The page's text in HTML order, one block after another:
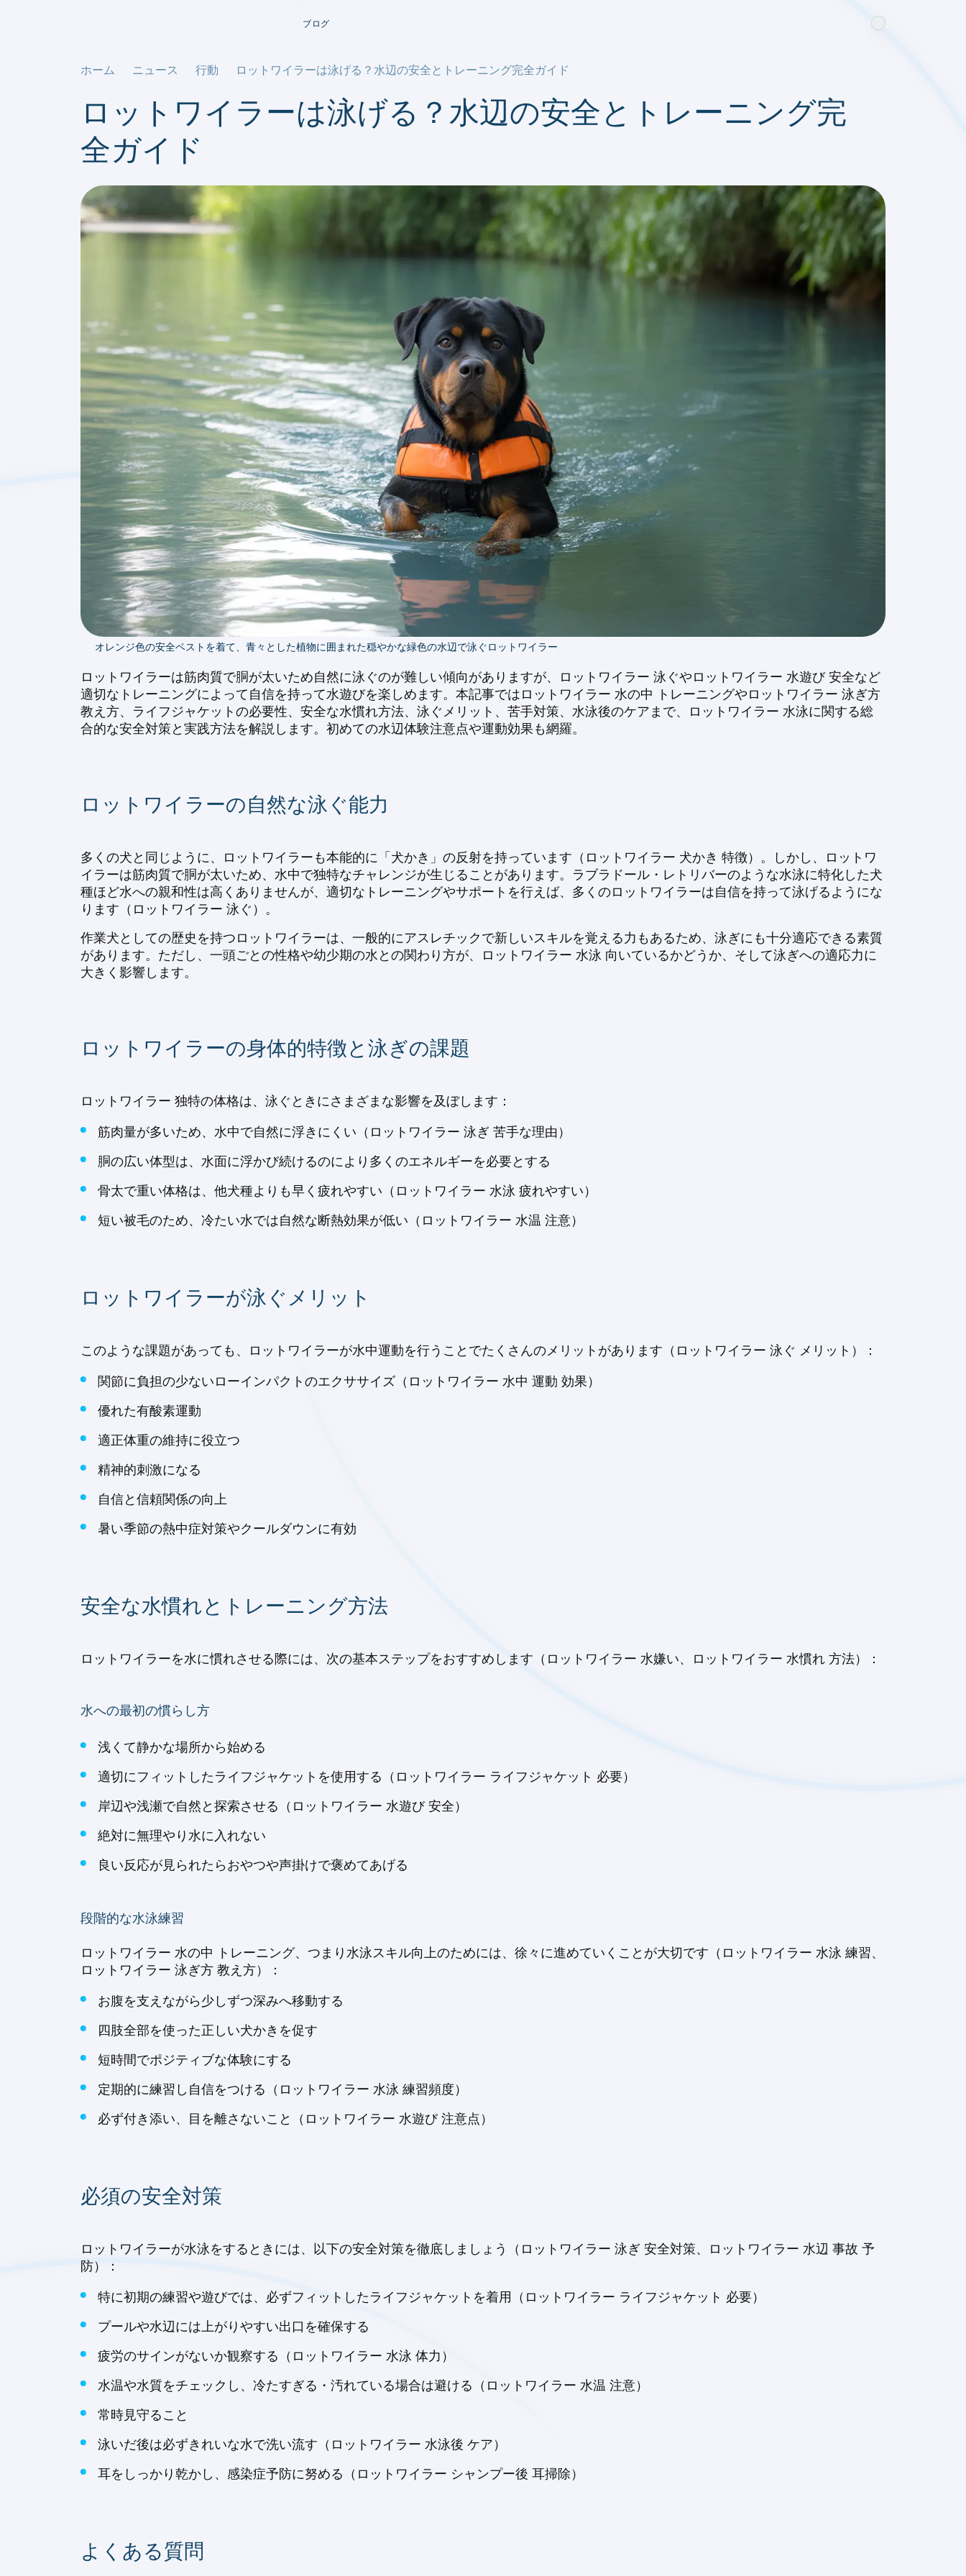
ブログ
ホーム ニュース 行動 ロットワイラーは泳げる？水辺の安全とトレーニング完全ガイド
ロットワイラーは泳げる？水辺の安全とトレーニング完
全ガイド
オレンジ色の安全ベストを着て、青々とした植物に囲まれた穏やかな緑色の水辺で泳ぐロットワイラー
ロットワイラーは筋肉質で胴が太いため自然に泳ぐのが難しい傾向がありますが、ロットワイラー 泳ぐやロットワイラー 水遊び 安全など
適切なトレーニングによって自信を持って水遊びを楽しめます。本記事ではロットワイラー 水の中 トレーニングやロットワイラー 泳ぎ方
教え方、ライフジャケットの必要性、安全な水慣れ方法、泳ぐメリット、苦手対策、水泳後のケアまで、ロットワイラー 水泳に関する総
合的な安全対策と実践方法を解説します。初めての水辺体験注意点や運動効果も網羅。
ロットワイラーの自然な泳ぐ能力
多くの犬と同じように、ロットワイラーも本能的に「犬かき」の反射を持っています（ロットワイラー 犬かき 特徴）。しかし、ロットワ
イラーは筋肉質で胴が太いため、水中で独特なチャレンジが生じることがあります。ラブラドール・レトリバーのような水泳に特化した犬
種ほど水への親和性は高くありませんが、適切なトレーニングやサポートを行えば、多くのロットワイラーは自信を持って泳げるようにな
ります（ロットワイラー 泳ぐ）。
作業犬としての歴史を持つロットワイラーは、一般的にアスレチックで新しいスキルを覚える力もあるため、泳ぎにも十分適応できる素質
があります。ただし、一頭ごとの性格や幼少期の水との関わり方が、ロットワイラー 水泳 向いているかどうか、そして泳ぎへの適応力に
大きく影響します。
ロットワイラーの身体的特徴と泳ぎの課題
ロットワイラー 独特の体格は、泳ぐときにさまざまな影響を及ぼします：
筋肉量が多いため、水中で自然に浮きにくい（ロットワイラー 泳ぎ 苦手な理由）
胴の広い体型は、水面に浮かび続けるのにより多くのエネルギーを必要とする
骨太で重い体格は、他犬種よりも早く疲れやすい（ロットワイラー 水泳 疲れやすい）
短い被毛のため、冷たい水では自然な断熱効果が低い（ロットワイラー 水温 注意）
ロットワイラーが泳ぐメリット
このような課題があっても、ロットワイラーが水中運動を行うことでたくさんのメリットがあります（ロットワイラー 泳ぐ メリット）：
関節に負担の少ないローインパクトのエクササイズ（ロットワイラー 水中 運動 効果）
優れた有酸素運動
適正体重の維持に役立つ
精神的刺激になる
自信と信頼関係の向上
暑い季節の熱中症対策やクールダウンに有効
安全な水慣れとトレーニング方法
ロットワイラーを水に慣れさせる際には、次の基本ステップをおすすめします（ロットワイラー 水嫌い、ロットワイラー 水慣れ 方法）：
水への最初の慣らし方
浅くて静かな場所から始める
適切にフィットしたライフジャケットを使用する（ロットワイラー ライフジャケット 必要）
岸辺や浅瀬で自然と探索させる（ロットワイラー 水遊び 安全）
絶対に無理やり水に入れない
良い反応が見られたらおやつや声掛けで褒めてあげる
段階的な水泳練習
ロットワイラー 水の中 トレーニング、つまり水泳スキル向上のためには、徐々に進めていくことが大切です（ロットワイラー 水泳 練習、
ロットワイラー 泳ぎ方 教え方）：
お腹を支えながら少しずつ深みへ移動する
四肢全部を使った正しい犬かきを促す
短時間でポジティブな体験にする
定期的に練習し自信をつける（ロットワイラー 水泳 練習頻度）
必ず付き添い、目を離さないこと（ロットワイラー 水遊び 注意点）
必須の安全対策
ロットワイラーが水泳をするときには、以下の安全対策を徹底しましょう（ロットワイラー 泳ぎ 安全対策、ロットワイラー 水辺 事故 予
防）：
特に初期の練習や遊びでは、必ずフィットしたライフジャケットを着用（ロットワイラー ライフジャケット 必要）
プールや水辺には上がりやすい出口を確保する
疲労のサインがないか観察する（ロットワイラー 水泳 体力）
水温や水質をチェックし、冷たすぎる・汚れている場合は避ける（ロットワイラー 水温 注意）
常時見守ること
泳いだ後は必ずきれいな水で洗い流す（ロットワイラー 水泳後 ケア）
耳をしっかり乾かし、感染症予防に努める（ロットワイラー シャンプー後 耳掃除）
よくある質問